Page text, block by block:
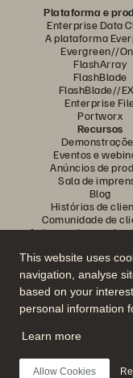
This website uses
navigation, analyse
based on your
personal information
Learn more
Allow Cookies
Plataforma e
Enterprise Data
A plataforma
Evergreen//
FlashArray
FlashBlade
FlashBlade//
Enterprise
Portworx
Recursos
Eventos e
Anúncios de
Sala de
Blog
Histórias de
Comunidade de
Artigos sobre
Siga
© 2026